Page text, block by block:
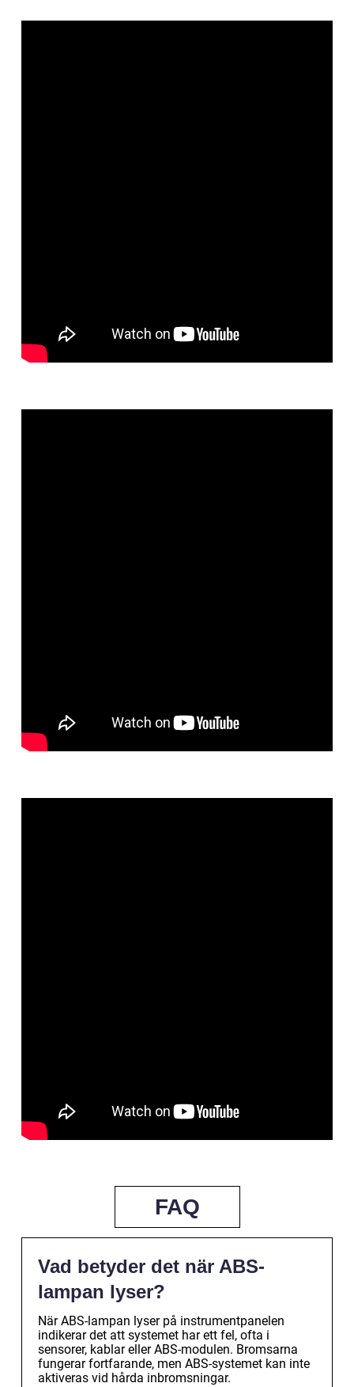
FAQ
Vad betyder det när ABS-
lampan lyser?
När ABS-lampan lyser på instrumentpanelen
indikerar det att systemet har ett fel, ofta i
sensorer, kablar eller ABS-modulen. Bromsarna
fungerar fortfarande, men ABS-systemet kan inte
aktiveras vid hårda inbromsningar.